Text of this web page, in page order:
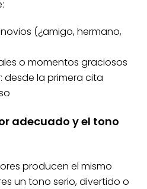
(¿amigo, hermano,
o momentos graciosos
desde la primera cita
adecuado y el tono
producen el mismo
un tono serio, divertido o